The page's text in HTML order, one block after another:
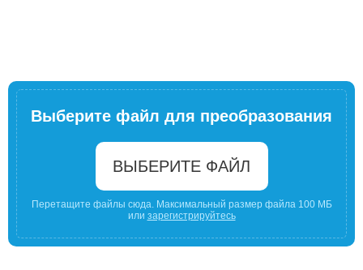
Выберите файл для преобразования
ВЫБЕРИТЕ ФАЙЛ
Перетащите файлы сюда. Максимальный размер файла 100 МБ
или зарегистрируйтесь